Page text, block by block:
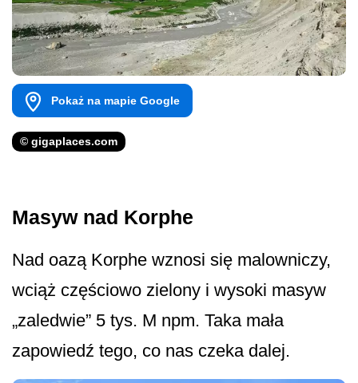
Pokaż na mapie Google
© gigaplaces.com
Masyw nad Korphe
Nad oazą Korphe wznosi się malowniczy,
wciąż częściowo zielony i wysoki masyw
„zaledwie” 5 tys. M npm. Taka mała
zapowiedź tego, co nas czeka dalej.